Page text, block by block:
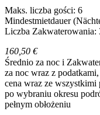
Maks. liczba gości: 6
Mindestmietdauer
Liczba Zakwaterowania:
160,50 €
Średnio za noc i
za noc wraz z
cena wraz ze wszystkimi
po wybraniu okresu
pełnym obłożeniu